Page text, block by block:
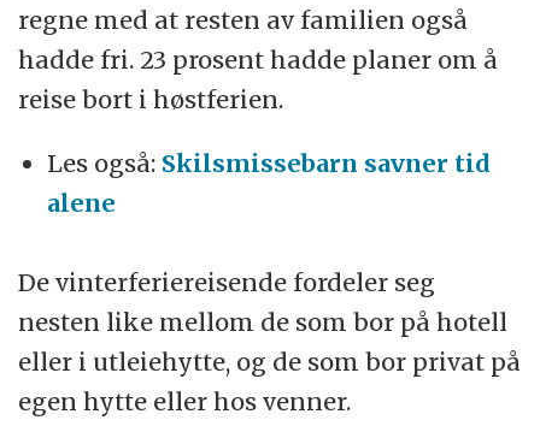
regne med at resten av familien også
hadde fri. 23 prosent hadde planer om å
reise bort i høstferien.
Les også: Skilsmissebarn savner tid
alene
De vinterferiereisende fordeler seg
nesten like mellom de som bor på hotell
eller i utleiehytte, og de som bor privat på
egen hytte eller hos venner.